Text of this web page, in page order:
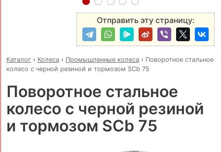
Отправить эту страницу:
Каталог› Колеса› Промышленные колеса› Поворотное стальное
колесо с черной резиной и тормозом SCb 75
Поворотное стальное
колесо с черной резиной
и тормозом SCb 75